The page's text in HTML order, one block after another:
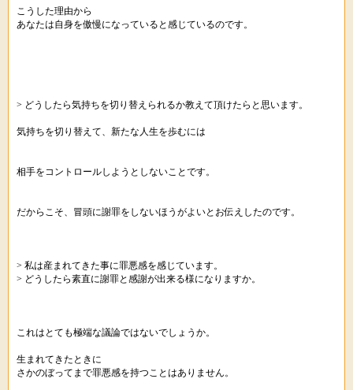
こうした理由から
あなたは自身を傲慢になっていると感じているのです。
> どうしたら気持ちを切り替えられるか教えて頂けたらと思います。
気持ちを切り替えて、新たな人生を歩むには
相手をコントロールしようとしないことです。
だからこそ、冒頭に謝罪をしないほうがよいとお伝えしたのです。
> 私は産まれてきた事に罪悪感を感じています。
> どうしたら素直に謝罪と感謝が出来る様になりますか。
これはとても極端な議論ではないでしょうか。
生まれてきたときに
さかのぼってまで罪悪感を持つことはありません。